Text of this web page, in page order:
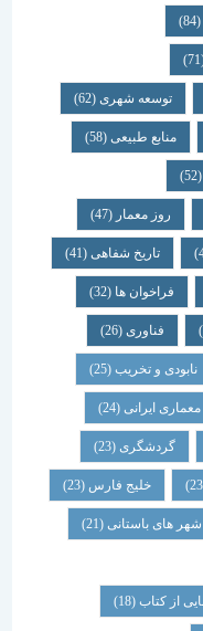
شهری(62)
طبیعی(58)
معمار(47)
تاریخ شفاهی (41)
ها (32)
(26)
تخریب(25)
(24)
(23)
خلیج فارس(23)
باستانی (21)
(18)